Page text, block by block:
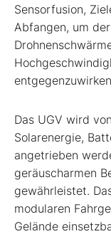
Sensorfusion,
Abfangen, um
Das UGV wird
Solarenergie,
angetrieben
geräuscharmen
gewährleistet.
modularen
Gelände